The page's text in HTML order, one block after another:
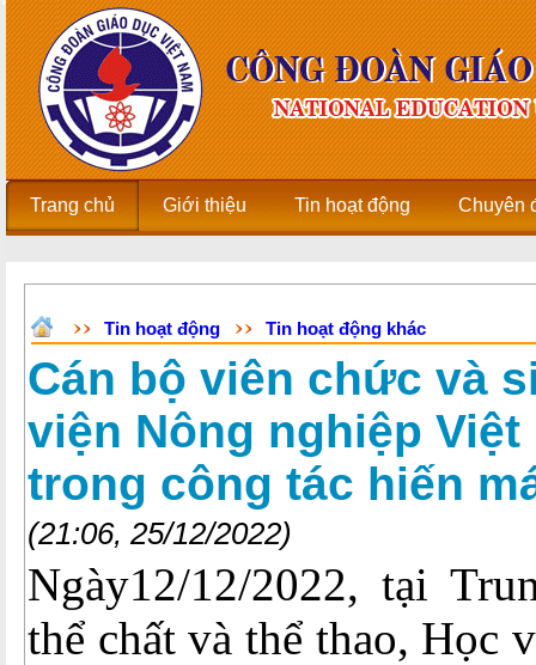
Trang chủ Giới thiệu Tin hoạt động Chuyên
Tin hoạt động Tin hoạt động khác
Cán bộ viên chức và
viện Nông nghiệp
trong công tác hiến
(21:06, 25/12/2022)
Ngày12/12/2022, tại
thể chất và thể thao, Học